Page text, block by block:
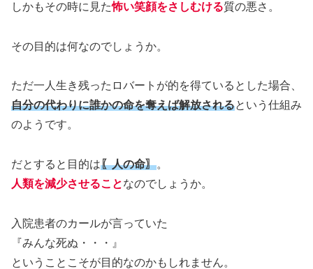
しかもその時に見た怖い笑顔をさしむける質の悪さ。
その目的は何なのでしょうか。
ただ一人生き残ったロバートが的を得ているとした場合、
自分の代わりに誰かの命を奪えば解放されるという仕組み
のようです。
だとすると目的は〖人の命〗。
人類を減少させることなのでしょうか。
入院患者のカールが言っていた
『みんな死ぬ・・・』
ということこそが目的なのかもしれません。